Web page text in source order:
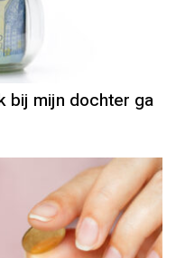
bij mijn dochter ga